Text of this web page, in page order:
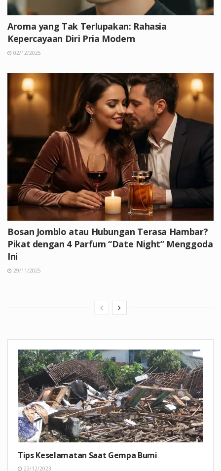
Aroma yang Tak Terlupakan: Rahasia
Kepercayaan Diri Pria Modern
02/12/2025
Bosan Jomblo atau Hubungan Terasa Hambar?
Pikat dengan 4 Parfum “Date Night” Menggoda
Ini
29/11/2025
Tips Keselamatan Saat Gempa Bumi
23/12/2023